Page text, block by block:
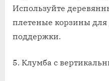
Используйте
плетеные корзины
поддержки.
5. Клумба с